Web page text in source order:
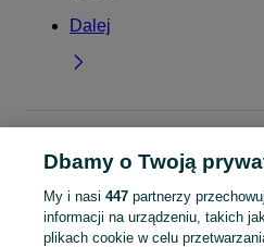
Dalej
przerzutki
Hamulce i przerzutki -
KATEGORIA
Dbamy o Twoją
My i nasi 447partnerzy
informacji na urządzeniu, takich
plikach cookie w celu